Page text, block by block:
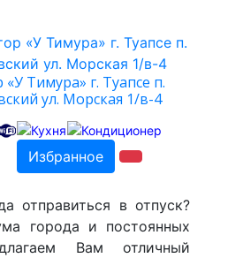
Тимура» г. Туапсе п.
ул. Морская 1/в-4
Избранное
отправиться в отпуск?
города и постоянных
Вам отличный